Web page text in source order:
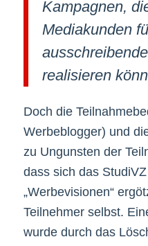
Kampagnen,
Mediakunden
realisieren
Doch die
Werbeblogger) und
zu Ungunsten der
dass sich das
„Werbevisionen“
Teilnehmer selbst.
wurde durch das